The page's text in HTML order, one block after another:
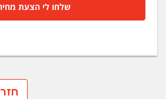
שלחו לי הצעת